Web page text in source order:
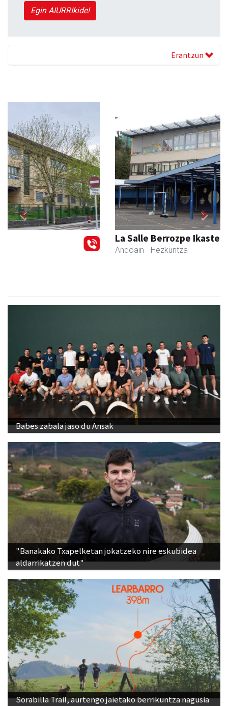
Egin AIURRIkide!
Erantzun
La Salle Berrozpe Ikastetxea
Previous Next
Babes zabala jaso du Ansak
"Banakako Txapelketan jokatzeko nire eskubidea
aldarrikatzen dut"
Sorabilla Trail, aurtengo jaietako berrikuntza nagusia